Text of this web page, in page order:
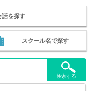
話を探す
スクール名で探す
検索する